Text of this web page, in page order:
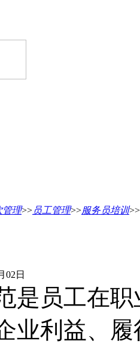
管理>>员工管理>>服务员培训>>
02日
是员工在
业利益、